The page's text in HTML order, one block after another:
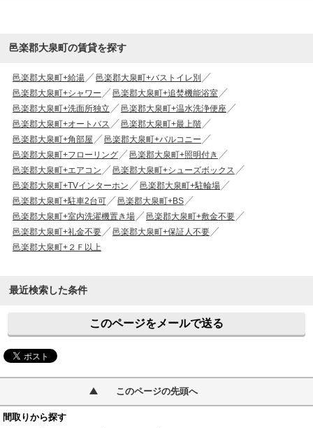
邑楽郡大泉町の賃貸を探す
邑楽郡大泉町+給湯
邑楽郡大泉町+バストイレ別
邑楽郡大泉町+シャワー
邑楽郡大泉町+追焚機能浴室
邑楽郡大泉町+洗面所独立
邑楽郡大泉町+温水洗浄便座
邑楽郡大泉町+オートバス
邑楽郡大泉町+最上階
邑楽郡大泉町+角部屋
邑楽郡大泉町+バルコニー
邑楽郡大泉町+フローリング
邑楽郡大泉町+照明付き
邑楽郡大泉町+エアコン
邑楽郡大泉町+シューズボックス
邑楽郡大泉町+TVインターホン
邑楽郡大泉町+駐輪場
邑楽郡大泉町+駐車2台可
邑楽郡大泉町+BS
邑楽郡大泉町+室内洗濯機置き場
邑楽郡大泉町+敷金不要
邑楽郡大泉町+礼金不要
邑楽郡大泉町+保証人不要
邑楽郡大泉町+２Ｆ以上
最近検索した条件
このページをメールで送る
このページの先頭へ
間取りから探す